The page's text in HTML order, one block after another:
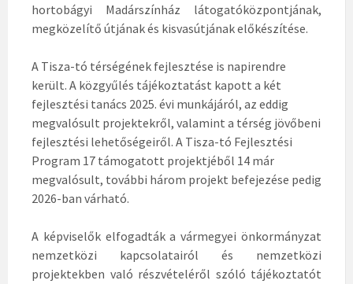
hortobágyi Madárszínház látogatóközpontjának,
megközelítő útjának és kisvasútjának előkészítése.
A Tisza-tó térségének fejlesztése is napirendre
került. A közgyűlés tájékoztatást kapott a két
fejlesztési tanács 2025. évi munkájáról, az eddig
megvalósult projektekről, valamint a térség jövőbeni
fejlesztési lehetőségeiről. A Tisza-tó Fejlesztési
Program 17 támogatott projektjéből 14 már
megvalósult, további három projekt befejezése pedig
2026-ban várható.
A képviselők elfogadták a vármegyei önkormányzat
nemzetközi kapcsolatairól és nemzetközi
projektekben való részvételéről szóló tájékoztatót